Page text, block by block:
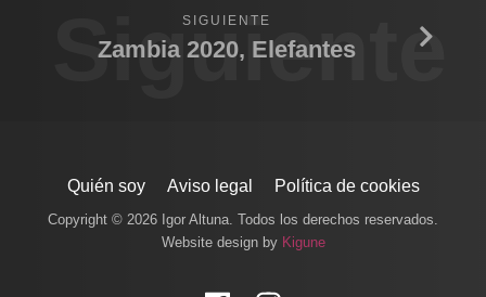
Siguiente
SIGUIENTE
Zambia 2020, Elefantes
Quién soy Aviso legal Política de cookies
Copyright © 2026 Igor Altuna. Todos los derechos reservados.
Website design by Kigune